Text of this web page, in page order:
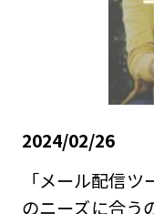
2024/02/26
「メール配信
のニーズに合う